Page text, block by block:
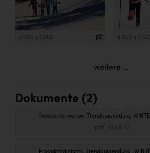
4 000 x 2 668 4 000 x 2 667
weitere ...
Dokumente (2)
Presseinformation_Trendaussendung
.pdf 623,8 KB